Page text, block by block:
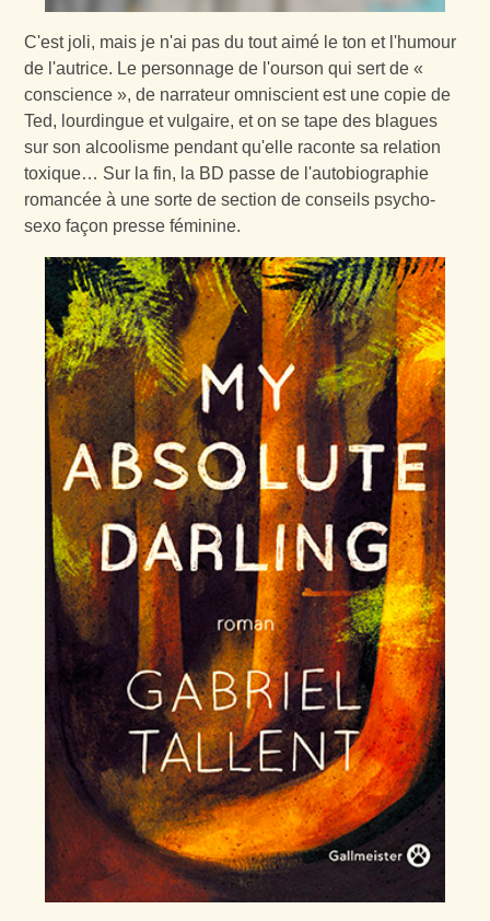
C'est joli, mais je n'ai pas du tout aimé le ton et l'humour
de l'autrice. Le personnage de l'ourson qui sert de «
conscience », de narrateur omniscient est une copie de
Ted, lourdingue et vulgaire, et on se tape des blagues
sur son alcoolisme pendant qu'elle raconte sa relation
toxique… Sur la fin, la BD passe de l'autobiographie
romancée à une sorte de section de conseils psycho-
sexo façon presse féminine.